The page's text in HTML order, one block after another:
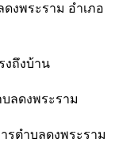
งพระราม อำเภอ
งถึงบ้าน
ลดงพระราม
ตำบลดงพระราม